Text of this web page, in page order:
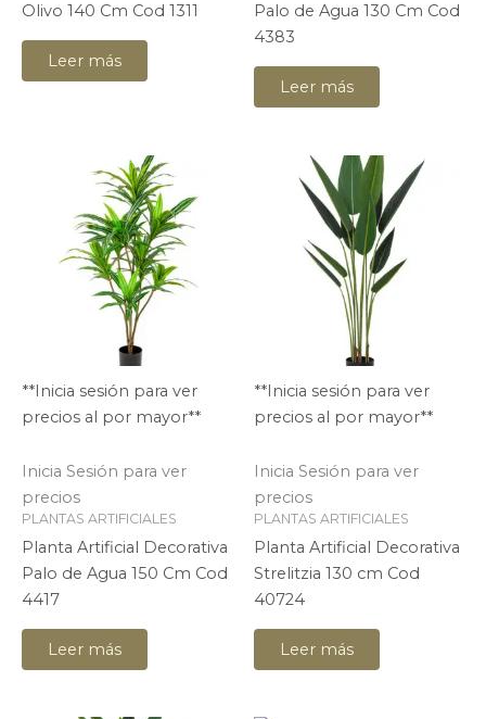
Olivo 140 Cm Cod 1311
Leer más
Palo de Agua 130 Cm Cod
4383
Leer más
**Inicia sesión para ver
precios al por mayor**
Inicia Sesión para ver
precios
PLANTAS ARTIFICIALES
Planta Artificial Decorativa
Palo de Agua 150 Cm Cod
4417
Leer más
**Inicia sesión para ver
precios al por mayor**
Inicia Sesión para ver
precios
PLANTAS ARTIFICIALES
Planta Artificial Decorativa
Strelitzia 130 cm Cod
40724
Leer más